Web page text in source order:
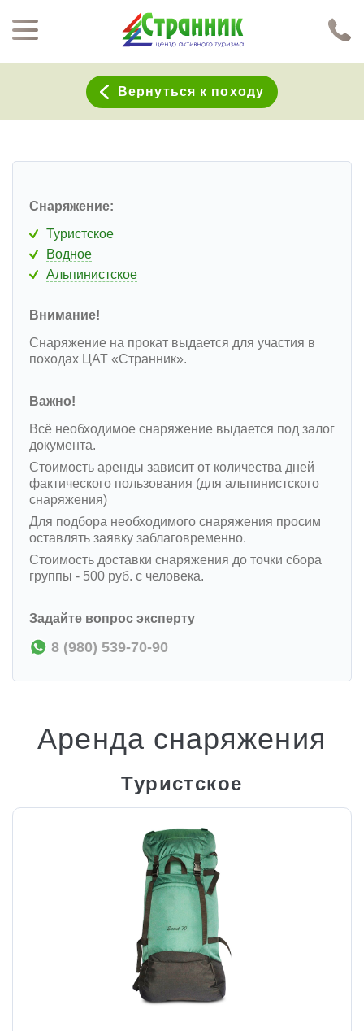
Вернуться к походу
Аренда снаряжения
Туристское
Снаряжение:
Туристское
Водное
Альпинистское
Внимание!
Снаряжение на прокат выдается для участия в
походах ЦАТ «Странник».
Важно!
Всё необходимое снаряжение выдается под залог
документа.
Стоимость аренды зависит от количества дней
фактического пользования (для альпинистского
снаряжения)
Для подбора необходимого снаряжения просим
оставлять заявку заблаговременно.
Стоимость доставки снаряжения до точки сбора
группы - 500 руб. с человека.
Задайте вопрос эксперту
8 (980) 539-70-90